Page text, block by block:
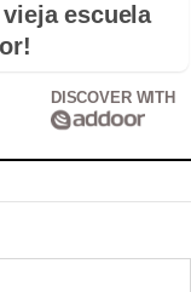
escuela
DISCOVER WITH